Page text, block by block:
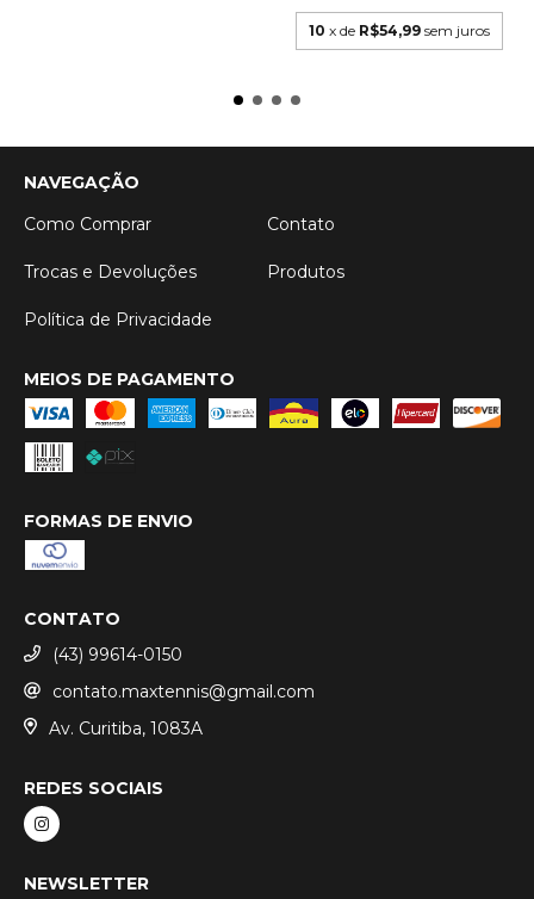
10 x de R$54,99 sem juros
NAVEGAÇÃO
Como Comprar
Contato
Trocas e Devoluções Produtos
Política de Privacidade
MEIOS DE PAGAMENTO
FORMAS DE ENVIO
CONTATO
(43) 99614-0150
contato.maxtennis@gmail.com
Av. Curitiba, 1083A
REDES SOCIAIS
NEWSLETTER